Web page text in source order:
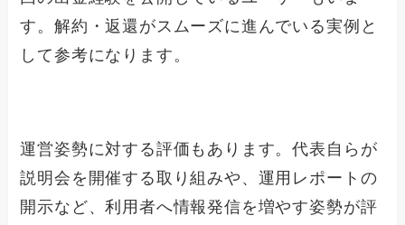
す。解約・返還がスムーズに進んでいる実例と
して参考になります。
運営姿勢に対する評価もあります。代表自らが
説明会を開催する取り組みや、運用レポートの
開示など、利用者へ情報発信を増やす姿勢が評